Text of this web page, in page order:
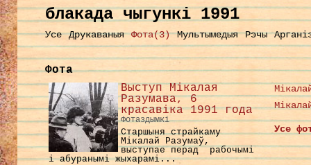
блакада чыгункі 1991
Усе Друкаваныя Фота(3) Мультымедыя Рэчы
Фота
Выступ Мікалая
Разумава, 6
красавіка 1991 года
Фотаздымкі
Старшыня страйкаму
Мікалай Разумаў,
выступае перад рабочымі
і абуранымі жыхарамі...
Усе